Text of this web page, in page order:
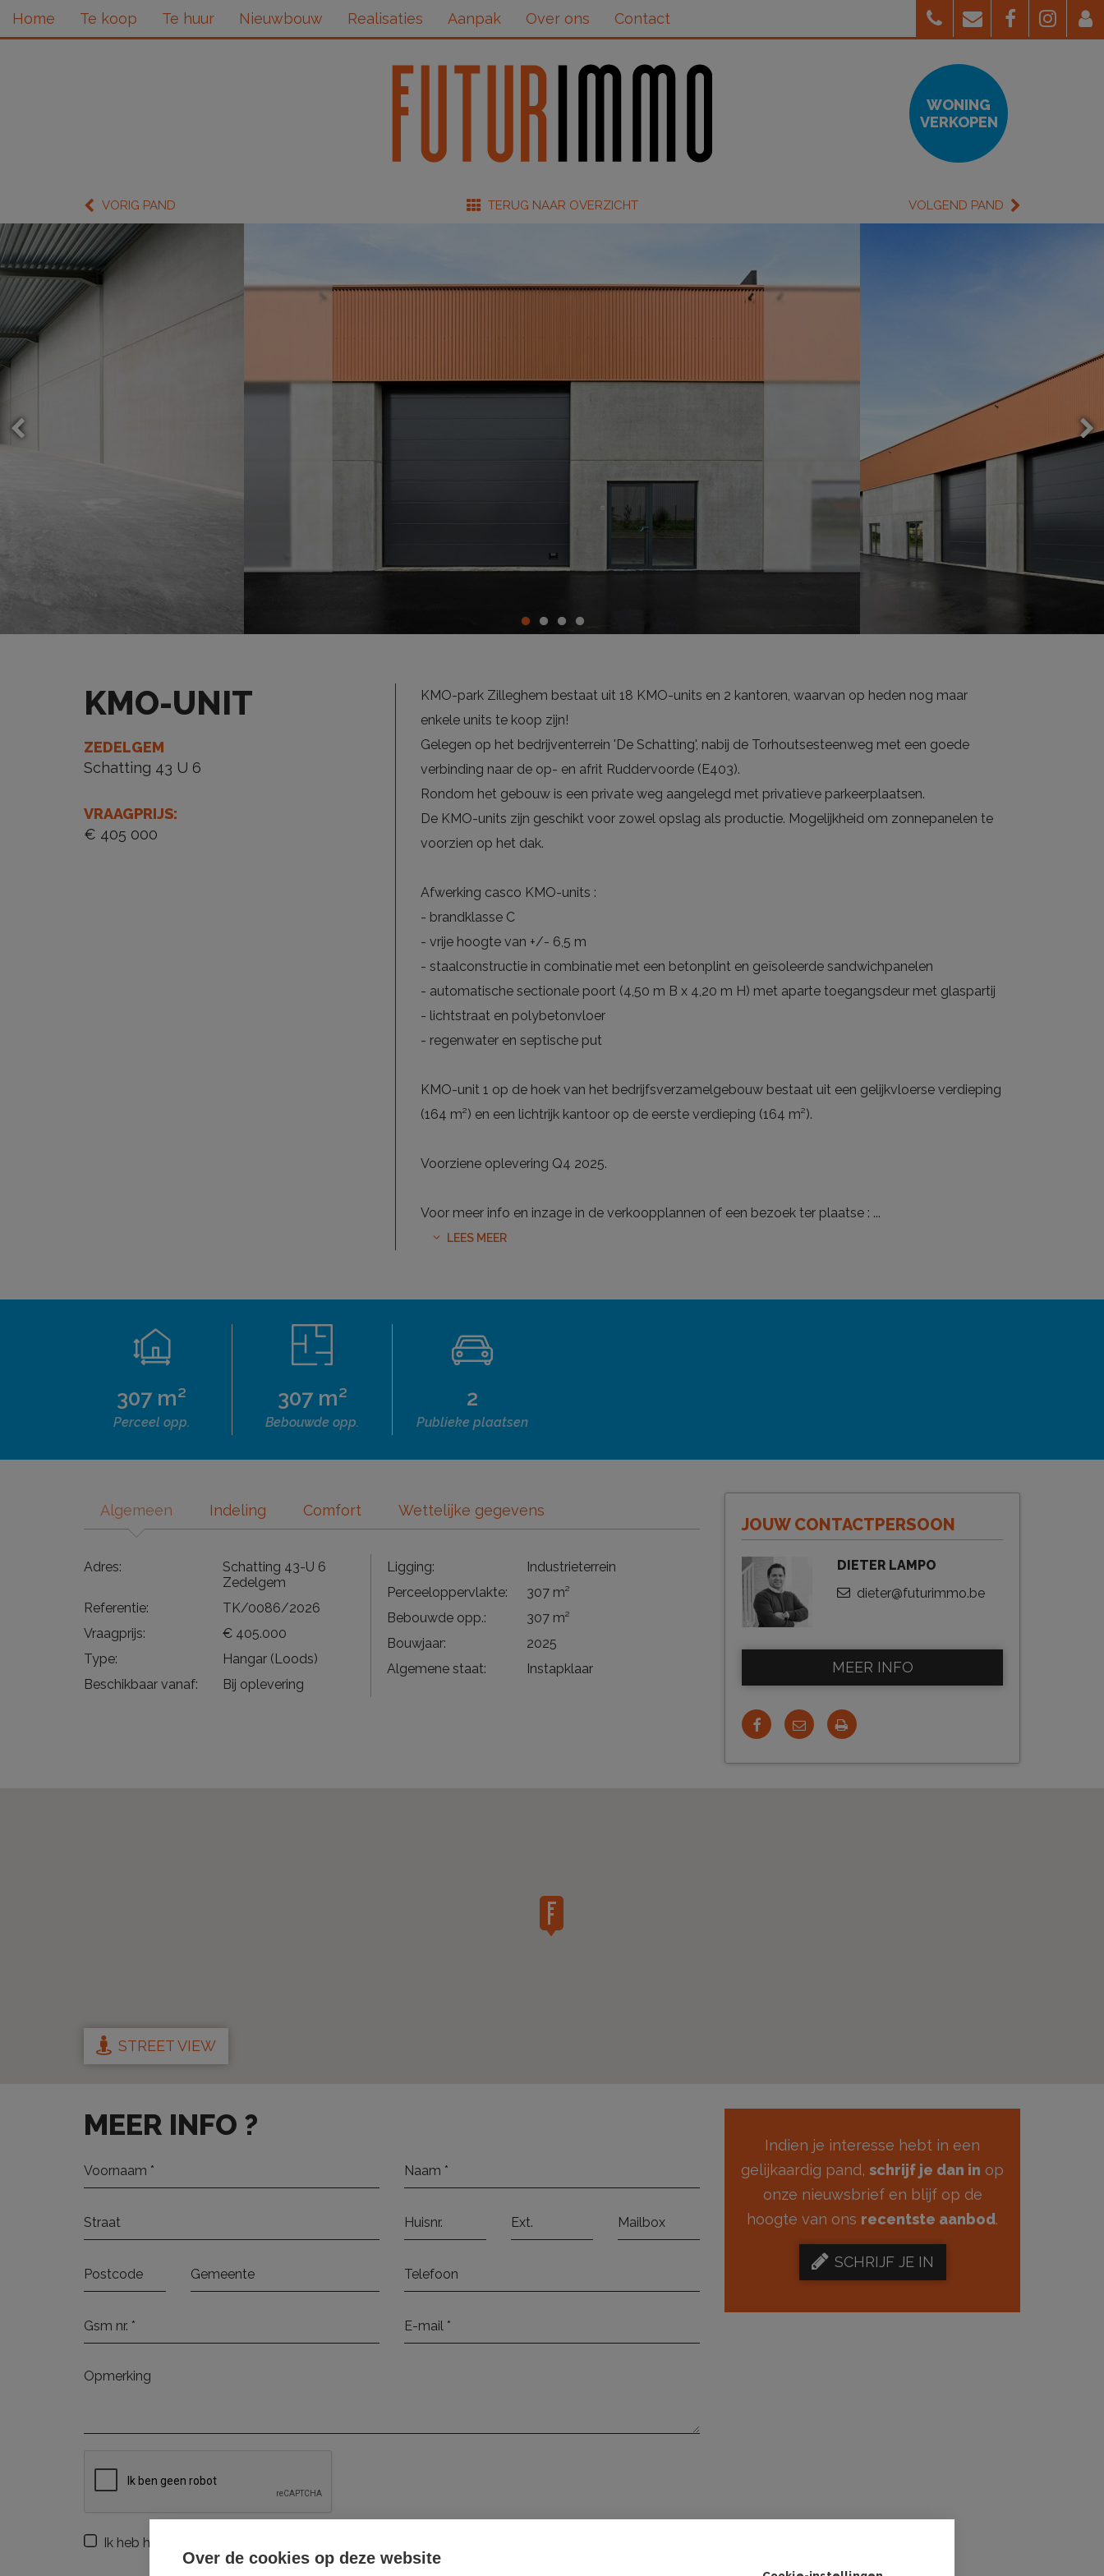
Home Te koop Te huur Nieuwbouw Realisaties Aanpak Over ons Contact
WONING
VERKOPEN
VORIG PAND TERUG NAAR OVERZICHT VOLGEND PAND
KMO-UNIT
ZEDELGEM
Schatting 43 U 6
VRAAGPRIJS:
€ 405 000
KMO-park Zilleghem bestaat uit 18 KMO-units en 2 kantoren, waarvan op heden nog maar
enkele units te koop zijn!
Gelegen op het bedrijventerrein 'De Schatting', nabij de Torhoutsesteenweg met een goede
verbinding naar de op- en afrit Ruddervoorde (E403).
Rondom het gebouw is een private weg aangelegd met privatieve parkeerplaatsen.
De KMO-units zijn geschikt voor zowel opslag als productie. Mogelijkheid om zonnepanelen te
voorzien op het dak.
Afwerking casco KMO-units :
- brandklasse C
- vrije hoogte van +/- 6,5 m
- staalconstructie in combinatie met een betonplint en geïsoleerde sandwichpanelen
- automatische sectionale poort (4,50 m B x 4,20 m H) met aparte toegangsdeur met glaspartij
- lichtstraat en polybetonvloer
- regenwater en septische put
KMO-unit 1 op de hoek van het bedrijfsverzamelgebouw bestaat uit een gelijkvloerse verdieping
(164 m²) en een lichtrijk kantoor op de eerste verdieping (164 m²).
Voorziene oplevering Q4 2025.
Voor meer info en inzage in de verkoopplannen of een bezoek ter plaatse : ...
LEES MEER
307 m²
Perceel opp.
307 m²
Bebouwde opp.
2
Publieke plaatsen
Algemeen Indeling Comfort Wettelijke gegevens
Adres:
Schatting 43-U 6
Zedelgem
Referentie:
TK/0086/2026
Vraagprijs:
€ 405.000
Type:
Hangar (Loods)
Beschikbaar vanaf:
Bij oplevering
Ligging:
Industrieterrein
Perceeloppervlakte:
307 m²
Bebouwde opp.:
307 m²
Bouwjaar:
2025
Algemene staat:
Instapklaar
JOUW CONTACTPERSOON
DIETER LAMPO
dieter@futurimmo.be
MEER INFO
STREET VIEW
MEER INFO ?
Ik heb het
Indien je interesse hebt in een
gelijkaardig pand, schrijf je dan in op
onze nieuwsbrief en blijf op de
hoogte van ons recentste aanbod.
SCHRIJF JE IN
Over de cookies op deze website